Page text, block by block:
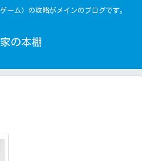
ーム）の攻略がメインのブログです。
の本棚